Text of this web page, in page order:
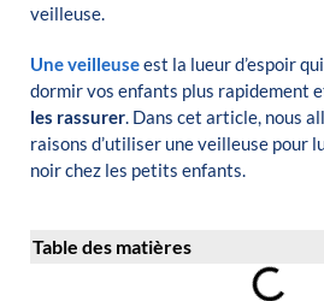
veilleuse.
Une veilleuseest la lueur d’espoir
dormir vos enfants plus rapidement
les rassurer. Dans cet article, nous
raisons d’utiliser une veilleuse pour
noir chez les petits enfants.
Table des matières